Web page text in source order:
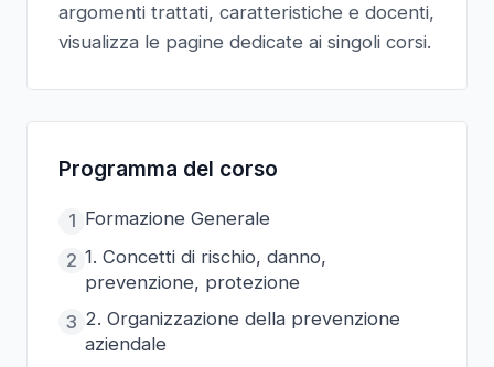
argomenti trattati, caratteristiche e docenti,
visualizza le pagine dedicate ai singoli corsi.
Programma del corso
1 Formazione Generale
2 1. Concetti di rischio, danno,
prevenzione, protezione
3 2. Organizzazione della prevenzione
aziendale